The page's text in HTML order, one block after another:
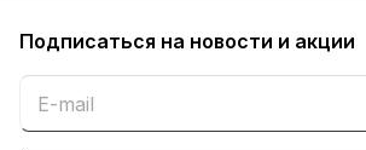
Подписаться на новости и акции